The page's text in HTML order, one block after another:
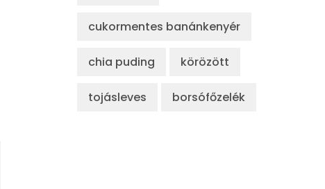
cukormentes banánkenyér
chia puding körözött
tojásleves borsófőzelék